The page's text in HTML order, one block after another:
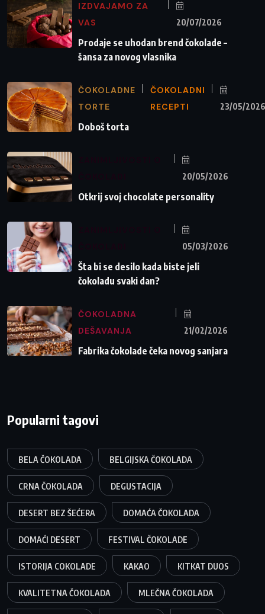
IZDVAJAMO ZA
VAS
20/07/2026
Prodaje se uhodan brend čokolade –
šansa za novog vlasnika
ČOKOLADNE
TORTE
ČOKOLADNI
RECEPTI
23/05/2026
Doboš torta
20/05/2026
Otkrij svoj chocolate personality
05/03/2026
Šta bi se desilo kada biste jeli
čokoladu svaki dan?
ČOKOLADNA
DEŠAVANJA
21/02/2026
Fabrika čokolade čeka novog sanjara
Popularni tagovi
BELA ČOKOLADA BELGIJSKA ČOKOLADA
CRNA ČOKOLADA DEGUSTACIJA
DESERT BEZ ŠEĆERA DOMAĆA ČOKOLADA
DOMAĆI DESERT FESTIVAL ČOKOLADE
ISTORIJA COKOLADE KAKAO KITKAT DUOS
KVALITETNA ČOKOLADA MLEČNA ČOKOLADA